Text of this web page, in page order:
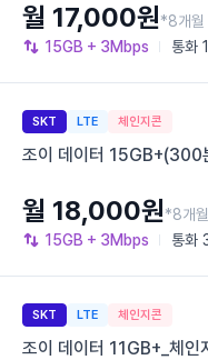
15GB + 3Mbps 통화
월 17,000원*8개월
SKT LTE 체인지콘
조이 데이터 15GB+(300
15GB + 3Mbps 통화
월 18,000원*8개
SKT LTE 체인지콘
조이 데이터 11GB+_체인